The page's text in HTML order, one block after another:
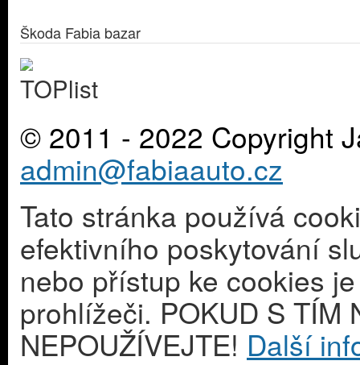
Škoda Fabia bazar
© 2011 - 2022 Copyright
admin@fabiaauto.cz
Tato stránka používá
efektivního poskytování
nebo přístup ke cookies
prohlížeči. POKUD S TÍM
NEPOUŽÍVEJTE! Další